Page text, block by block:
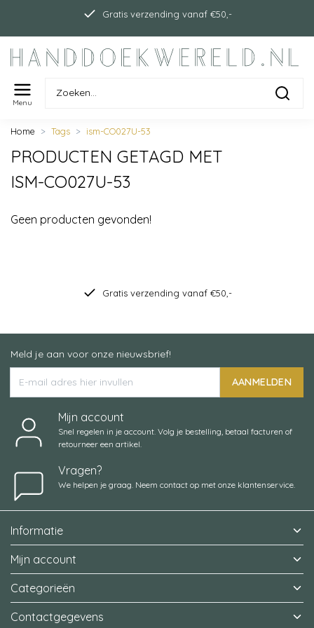
Gratis verzending vanaf €50,-
Menu
Home Tags ism-CO027U-53
PRODUCTEN GETAGD MET
ISM-CO027U-53
Geen producten gevonden!
Gratis verzending vanaf €50,-
Meld je aan voor onze nieuwsbrief!
AANMELDEN
Mijn account
Snel regelen in je account. Volg je bestelling, betaal facturen of
retourneer een artikel.
Vragen?
We helpen je graag. Neem contact op met onze klantenservice.
Informatie
Mijn account
Categorieën
Contactgegevens